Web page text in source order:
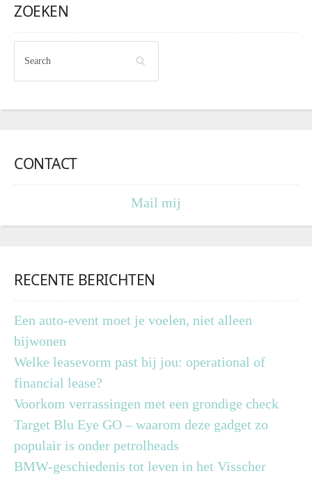
ZOEKEN
CONTACT
Mail mij
RECENTE BERICHTEN
Een auto-event moet je voelen, niet alleen
bijwonen
Welke leasevorm past bij jou: operational of
financial lease?
Voorkom verrassingen met een grondige check
Target Blu Eye GO – waarom deze gadget zo
populair is onder petrolheads
BMW-geschiedenis tot leven in het Visscher